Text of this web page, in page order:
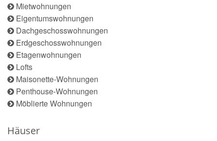
Mietwohnungen
Eigentumswohnungen
Dachgeschosswohnungen
Erdgeschosswohnungen
Etagenwohnungen
Lofts
Maisonette-Wohnungen
Penthouse-Wohnungen
Möblierte Wohnungen
Häuser